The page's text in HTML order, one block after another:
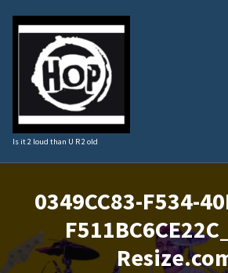
Inhalt
springen
Is it 2 loud than U R 2 old
0349CC83-F534-